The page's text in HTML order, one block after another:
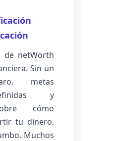
de netWorth
Sin un
metas
y
cómo
tu dinero,
Muchos